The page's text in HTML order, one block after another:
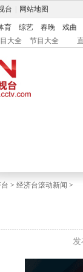
台 网站地图
育 综艺 春晚
戏曲
大全 节目大全
> 经济台滚动新闻 >